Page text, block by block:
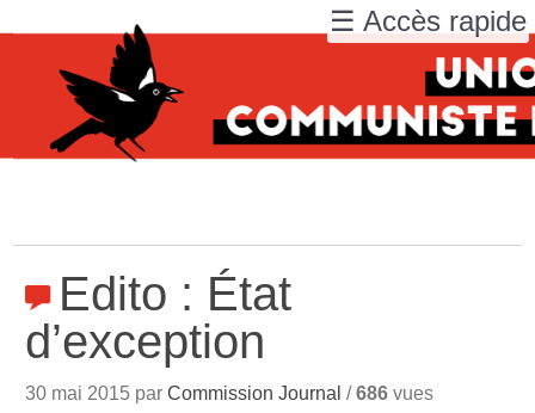
Edito : État
d’exception
30 mai 2015 parCommission Journal /686 vues
☰ Accès rapide